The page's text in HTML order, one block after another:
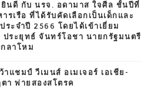
นดี กับ นรจ. อดามาส ใจศีล ชั้นปีที่
รเรือ ที่ได้รับคัดเลือกเป็นเด็กและ
ระจำปี 2566 โดยได้เข้าเยี่ยม
ประยุทธ์ จันทร์โอชา นายกรัฐมนตรี
ลาโหม
แชมป์ วีเมนส์ อเมเจอร์ เอเชีย-
า พ่ายสองสโตรค